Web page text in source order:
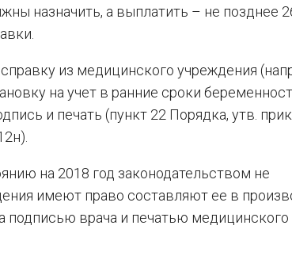
назначить, а выплатить – не позднее
из медицинского учреждения
на учет в ранние сроки
и печать (пункт 22 Порядка, утв.
на 2018 год законодательством не
имеют право составляют ее в
подписью врача и печатью медицинского